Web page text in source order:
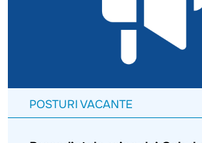
POSTURI VACANTE